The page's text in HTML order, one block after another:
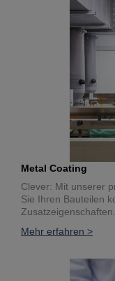
Metal Coating
Clever: Mit unserer
Sie Ihren Bauteilen
Zusatzeigenschaften.
Mehr erfahren >